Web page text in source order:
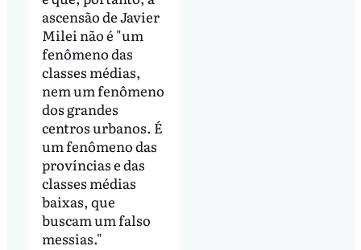
ascensão de Javier
Milei não é "um
fenômeno das
classes médias,
nem um fenômeno
dos grandes
centros urbanos. É
um fenômeno das
províncias e das
classes médias
baixas, que
buscam um falso
messias."